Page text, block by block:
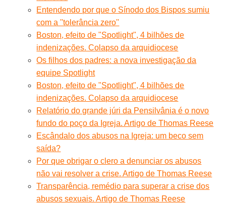
Entendendo por que o Sínodo dos Bispos sumiu
com a ''tolerância zero''
Boston, efeito de "Spotlight", 4 bilhões de
indenizações. Colapso da arquidiocese
Os filhos dos padres: a nova investigação da
equipe Spotlight
Boston, efeito de "Spotlight", 4 bilhões de
indenizações. Colapso da arquidiocese
Relatório do grande júri da Pensilvânia é o novo
fundo do poço da Igreja. Artigo de Thomas Reese
Escândalo dos abusos na Igreja: um beco sem
saída?
Por que obrigar o clero a denunciar os abusos
não vai resolver a crise. Artigo de Thomas Reese
Transparência, remédio para superar a crise dos
abusos sexuais. Artigo de Thomas Reese